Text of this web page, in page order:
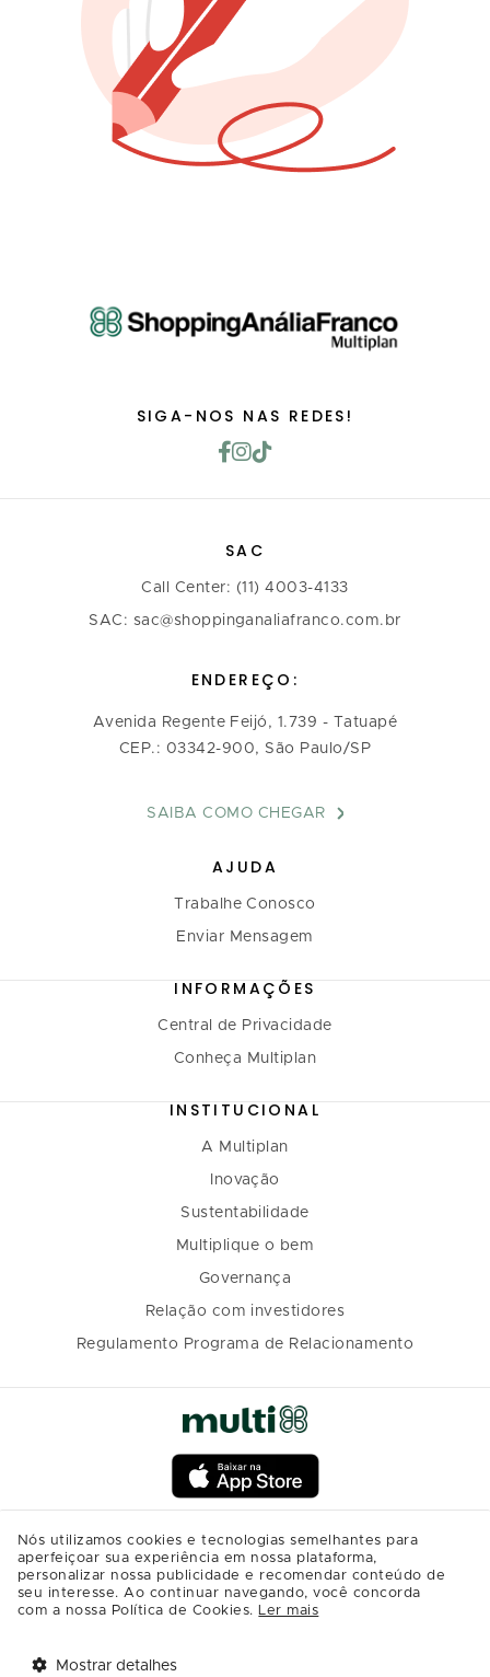
SIGA-NOS NAS REDES!
SAC
Call Center: (11) 4003-4133
SAC: sac@shoppinganaliafranco.com.br
ENDEREÇO:
Avenida Regente Feijó, 1.739 - Tatuapé
CEP.: 03342-900, São Paulo/SP
SAIBA COMO CHEGAR
AJUDA
Trabalhe Conosco
Enviar Mensagem
INFORMAÇÕES
Central de Privacidade
Conheça Multiplan
INSTITUCIONAL
A Multiplan
Inovação
Sustentabilidade
Multiplique o bem
Governança
Relação com investidores
Regulamento Programa de Relacionamento
Nós utilizamos cookies e tecnologias semelhantes para
aperfeiçoar sua experiência em nossa plataforma,
personalizar nossa publicidade e recomendar conteúdo de
seu interesse. Ao continuar navegando, você concorda
com a nossa Política de Cookies. Ler mais
Mostrar detalhes